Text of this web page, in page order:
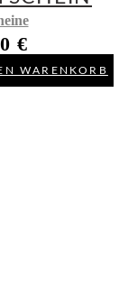
€
WARENKORB